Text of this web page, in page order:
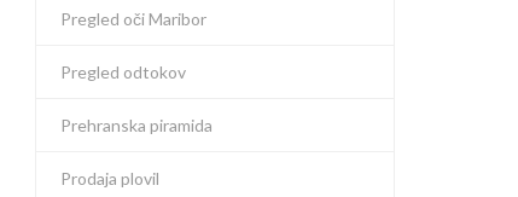
Pregled oči Maribor
Pregled odtokov
Prehranska piramida
Prodaja plovil